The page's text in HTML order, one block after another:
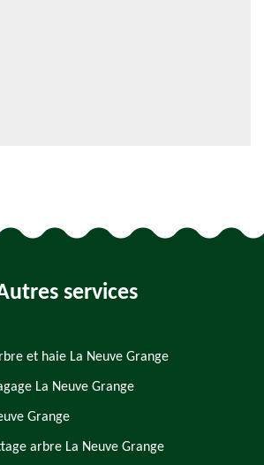
services
et haie La Neuve Grange
La Neuve Grange
Grange
arbre La Neuve Grange